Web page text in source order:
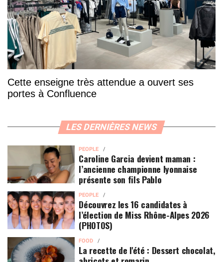
Cette enseigne très attendue a ouvert ses
portes à Confluence
LES DERNIÈRES NEWS
PEOPLE
Caroline Garcia devient maman :
l’ancienne championne lyonnaise
présente son fils Pablo
PEOPLE
Découvrez les 16 candidates à
l’élection de Miss Rhône-Alpes 2026
(PHOTOS)
FOOD
La recette de l'été : Dessert chocolat,